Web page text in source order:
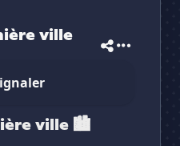
ville
play français!
ville 🏙️
La derni...
ton avis de ce